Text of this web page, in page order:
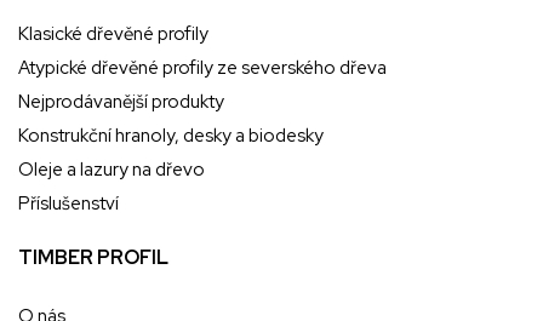
Klasické dřevěné profily
Atypické dřevěné profily ze severského dřeva
Nejprodávanější produkty
Konstrukční hranoly, desky a biodesky
Oleje a lazury na dřevo
Příslušenství
TIMBER PROFIL
O nás